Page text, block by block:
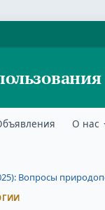
О нас
Вопросы